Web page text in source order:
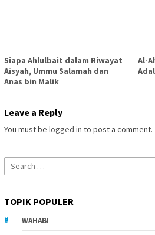
Siapa Ahlulbait dalam Riwayat
Aisyah, Ummu Salamah dan
Anas bin Malik
Al-
Leave a Reply
You must be logged in to post a comment.
Search
for:
TOPIK POPULER
WAHABI